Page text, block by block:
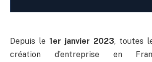
Depuis le 1er janvier 2023, toutes
création d’entreprise en